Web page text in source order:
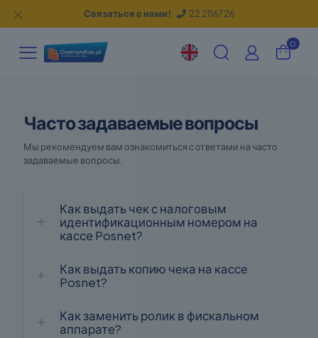
Связаться с нами! 22 2116726
✕
0
Часто задаваемые вопросы
Мы рекомендуем вам ознакомиться с ответами на часто
задаваемые вопросы.
Как выдать чек с налоговым
идентификационным номером на
кассе Posnet?
Как выдать копию чека на кассе
Posnet?
Как заменить ролик в фискальном
аппарате?